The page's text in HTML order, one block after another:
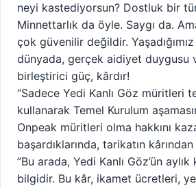
neyi kastediyorsun? Dostluk bir
Minnettarlık da öyle. Saygı da.
çok güvenilir değildir.
dünyada, gerçek aidiyet duygusu
birleştirici güç, kârdır!
“Sadece Yedi Kanlı Göz müritleri
kullanarak Temel Kurulum
Onpeak müritleri olma hakkını
başardıklarında, tarikatın
”Bu arada, Yedi Kanlı Göz’ün aylık
bilgidir. Bu kâr, ikamet ücretleri,